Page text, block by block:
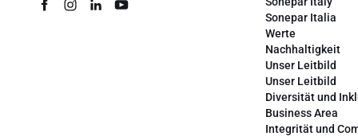
Sonepar Italia
Werte
Nachhaltigkeit
Unser Leitbild
Unser Leitbild
Diversität und
Business Area
Integrität und